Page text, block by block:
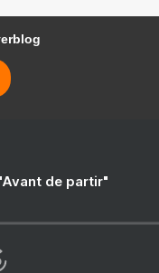
de partir"